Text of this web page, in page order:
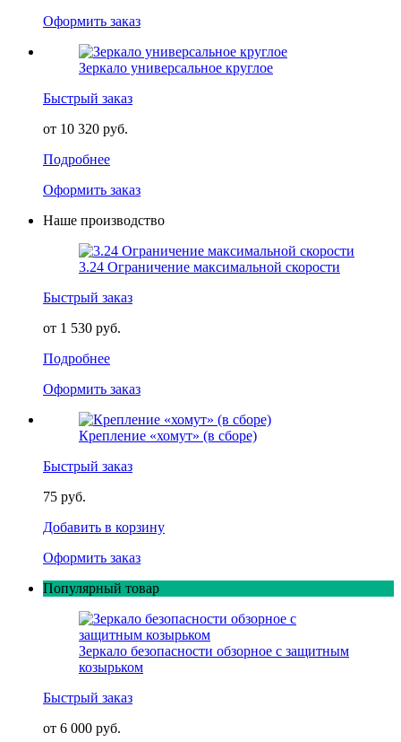
Оформить заказ
Зеркало универсальное круглое
Быстрый заказ
от 10 320 руб.
Подробнее
Оформить заказ
Наше производство
3.24 Ограничение максимальной скорости
Быстрый заказ
от 1 530 руб.
Подробнее
Оформить заказ
Крепление «хомут» (в сборе)
Быстрый заказ
75 руб.
Добавить в корзину
Оформить заказ
Популярный товар
Зеркало безопасности обзорное с защитным
козырьком
Быстрый заказ
от 6 000 руб.